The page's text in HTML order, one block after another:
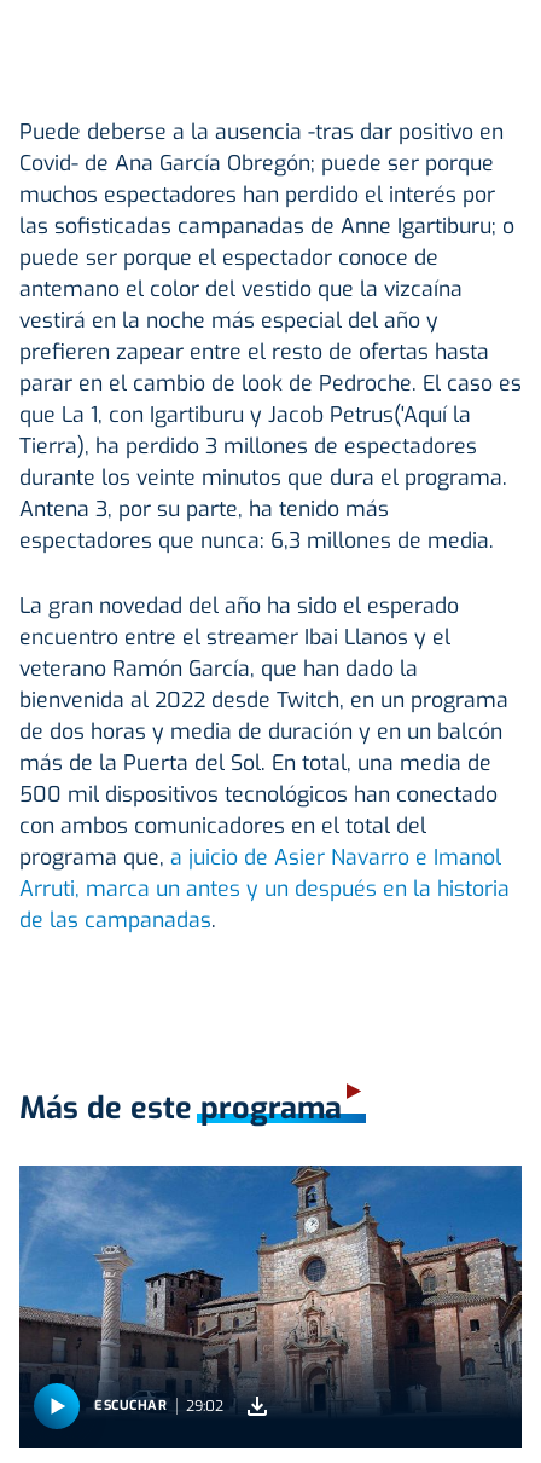
Puede deberse a la ausencia -tras dar positivo en
Covid- de Ana García Obregón; puede ser porque
muchos espectadores han perdido el interés por
las sofisticadas campanadas de Anne Igartiburu; o
puede ser porque el espectador conoce de
antemano el color del vestido que la vizcaína
vestirá en la noche más especial del año y
prefieren zapear entre el resto de ofertas hasta
parar en el cambio de look de Pedroche. El caso es
que La 1, con Igartiburu y Jacob Petrus('Aquí la
Tierra), ha perdido 3 millones de espectadores
durante los veinte minutos que dura el programa.
Antena 3, por su parte, ha tenido más
espectadores que nunca: 6,3 millones de media.
La gran novedad del año ha sido el esperado
encuentro entre el streamer Ibai Llanos y el
veterano Ramón García, que han dado la
bienvenida al 2022 desde Twitch, en un programa
de dos horas y media de duración y en un balcón
más de la Puerta del Sol. En total, una media de
500 mil dispositivos tecnológicos han conectado
con ambos comunicadores en el total del
programa que, a juicio de Asier Navarro e Imanol
Arruti, marca un antes y un después en la historia
de las campanadas.
Más de este programa
ESCUCHAR 29:02